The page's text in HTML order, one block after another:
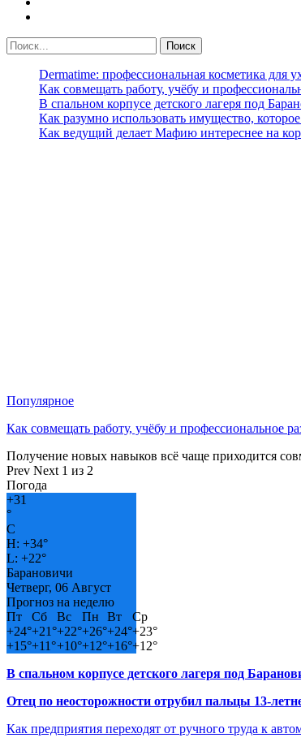
Dermatime: профессиональная косметика для
Как совмещать работу, учёбу и
В спальном корпусе детского лагеря под
Как разумно использовать имущество,
Как ведущий делает Мафию интереснее на
Популярное
Как совмещать работу, учёбу и профессиональное
Получение новых навыков всё чаще приходится
Prev Next 1 из 2
Погода
+31
°
C
H: +34°
L: +22°
Барановичи
Четверг, 06 Август
Прогноз на неделю
Пт
Сб Вс Пн Вт
Ср
+24°+21°+22°+26°+24°+23°
+15°+11°+10°+12°+16°+12°
В спальном корпусе детского лагеря под
Отец по неосторожности отрубил пальцы 13-
Как предприятия переходят от ручного труда к